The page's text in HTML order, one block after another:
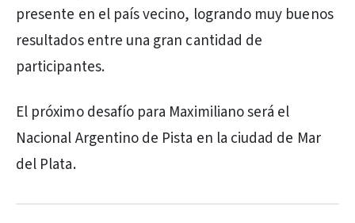
presente en el país vecino, logrando muy buenos
resultados entre una gran cantidad de
participantes.
El próximo desafío para Maximiliano será el
Nacional Argentino de Pista en la ciudad de Mar
del Plata.